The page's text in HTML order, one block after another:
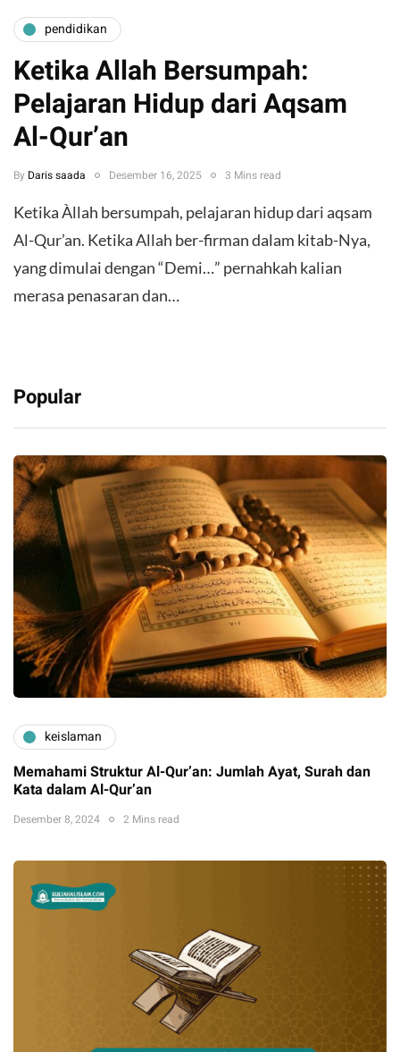
pendidikan
Ketika Allah Bersumpah:
Pelajaran Hidup dari Aqsam
Al-Qur’an
By Daris saada Desember 16, 2025 3 Mins read
Ketika Àllah bersumpah, pelajaran hidup dari aqsam
Al-Qur’an. Ketika Allah ber-firman dalam kitab-Nya,
yang dimulai dengan “Demi…” pernahkah kalian
merasa penasaran dan…
Popular
keislaman
Memahami Struktur Al-Qur’an: Jumlah Ayat, Surah dan
Kata dalam Al-Qur’an
Desember 8, 2024 2 Mins read